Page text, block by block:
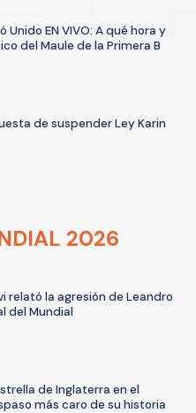
Unido EN VIVO: A qué hora y
del Maule de la Primera B
de suspender Ley Karin
2026
relató la agresión de Leandro
del Mundial
de Inglaterra en el
más caro de su historia